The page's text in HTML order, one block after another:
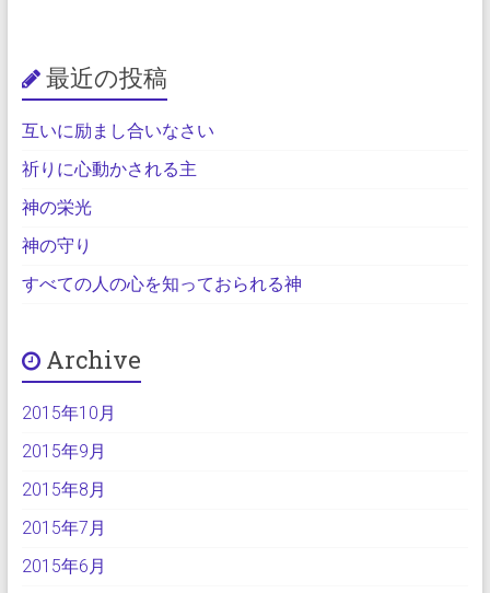
最近の投稿
互いに励まし合いなさい
祈りに心動かされる主
神の栄光
神の守り
すべての人の心を知っておられる神
Archive
2015年10月
2015年9月
2015年8月
2015年7月
2015年6月